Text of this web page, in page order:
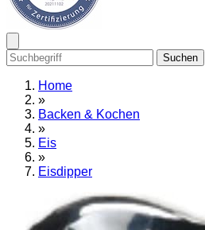
Suchen
Home
»
Backen & Kochen
»
Eis
»
Eisdipper